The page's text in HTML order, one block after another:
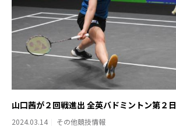
山口茜が２回戦進出 全英バドミントン第２日
2024.03.14 その他競技情報